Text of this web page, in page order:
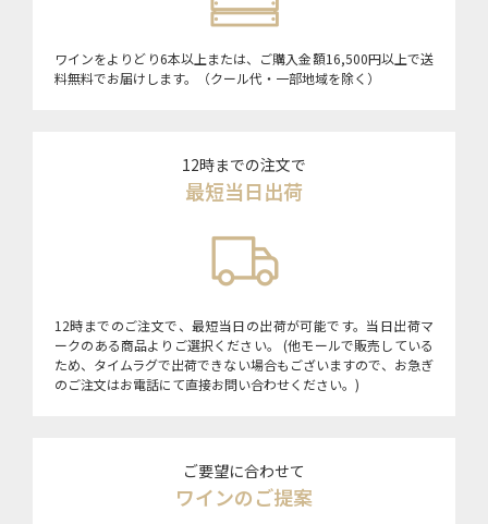
ワインをよりどり6本以上または、ご購入金額16,500円以上で送
料無料でお届けします。（クール代・一部地域を除く）
12時までの注文で
最短当日出荷
12時までのご注文で、最短当日の出荷が可能です。当日出荷マ
ークのある商品よりご選択ください。 (他モールで販売している
ため、タイムラグで出荷できない場合もございますので、お急ぎ
のご注文はお電話にて直接お問い合わせください。)
ご要望に合わせて
ワインのご提案